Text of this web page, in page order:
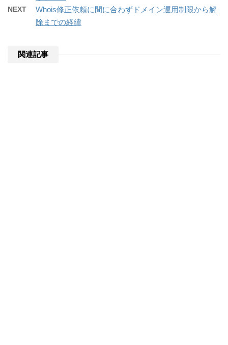
NEXT
Whois修正依頼に間に合わずドメイン運用制限から解
除までの経緯
関連記事